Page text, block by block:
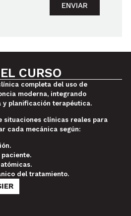
ENVIAR
CURSO
completa del uso de
moderna, integrando
y planificación terapéutica.
situaciones clínicas reales para
cada mecánica según:
del tratamiento.